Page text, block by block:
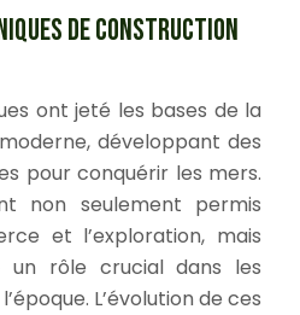
DE CONSTRUCTION
ont jeté les bases de la
développant des
pour conquérir les mers.
non seulement permis
et l’exploration, mais
un rôle crucial dans les
L’évolution de ces